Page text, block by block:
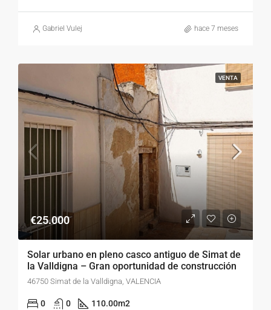
Gabriel Vulej hace 7 meses
VENTA
€25.000
Solar urbano en pleno casco antiguo de Simat de
la Valldigna – Gran oportunidad de construcción
46750 Simat de la Valldigna, VALENCIA
0 0 110.00m2